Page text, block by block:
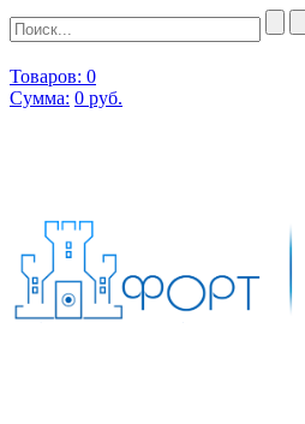
Товаров: 0
Сумма: 0 руб.